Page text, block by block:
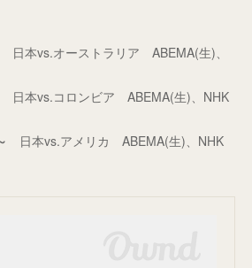
日本vs.オーストラリア ABEMA(生)、
日本vs.コロンビア ABEMA(生)、NHK
日本vs.アメリカ ABEMA(生)、NHK